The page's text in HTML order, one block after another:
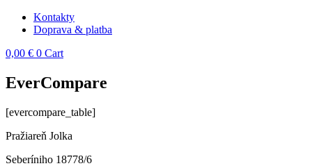
Kontakty
Doprava & platba
0,00 € 0 Cart
EverCompare
[evercompare_table]
Pražiareň Jolka
Seberíniho 18778/6